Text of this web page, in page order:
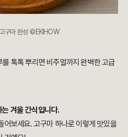
구마 완성 ©EKIHOW
톡톡 뿌리면 비주얼까지 완벽한 고급
겨울 간식입니다.
어보세요. 고구마 하나로 이렇게 맛있을